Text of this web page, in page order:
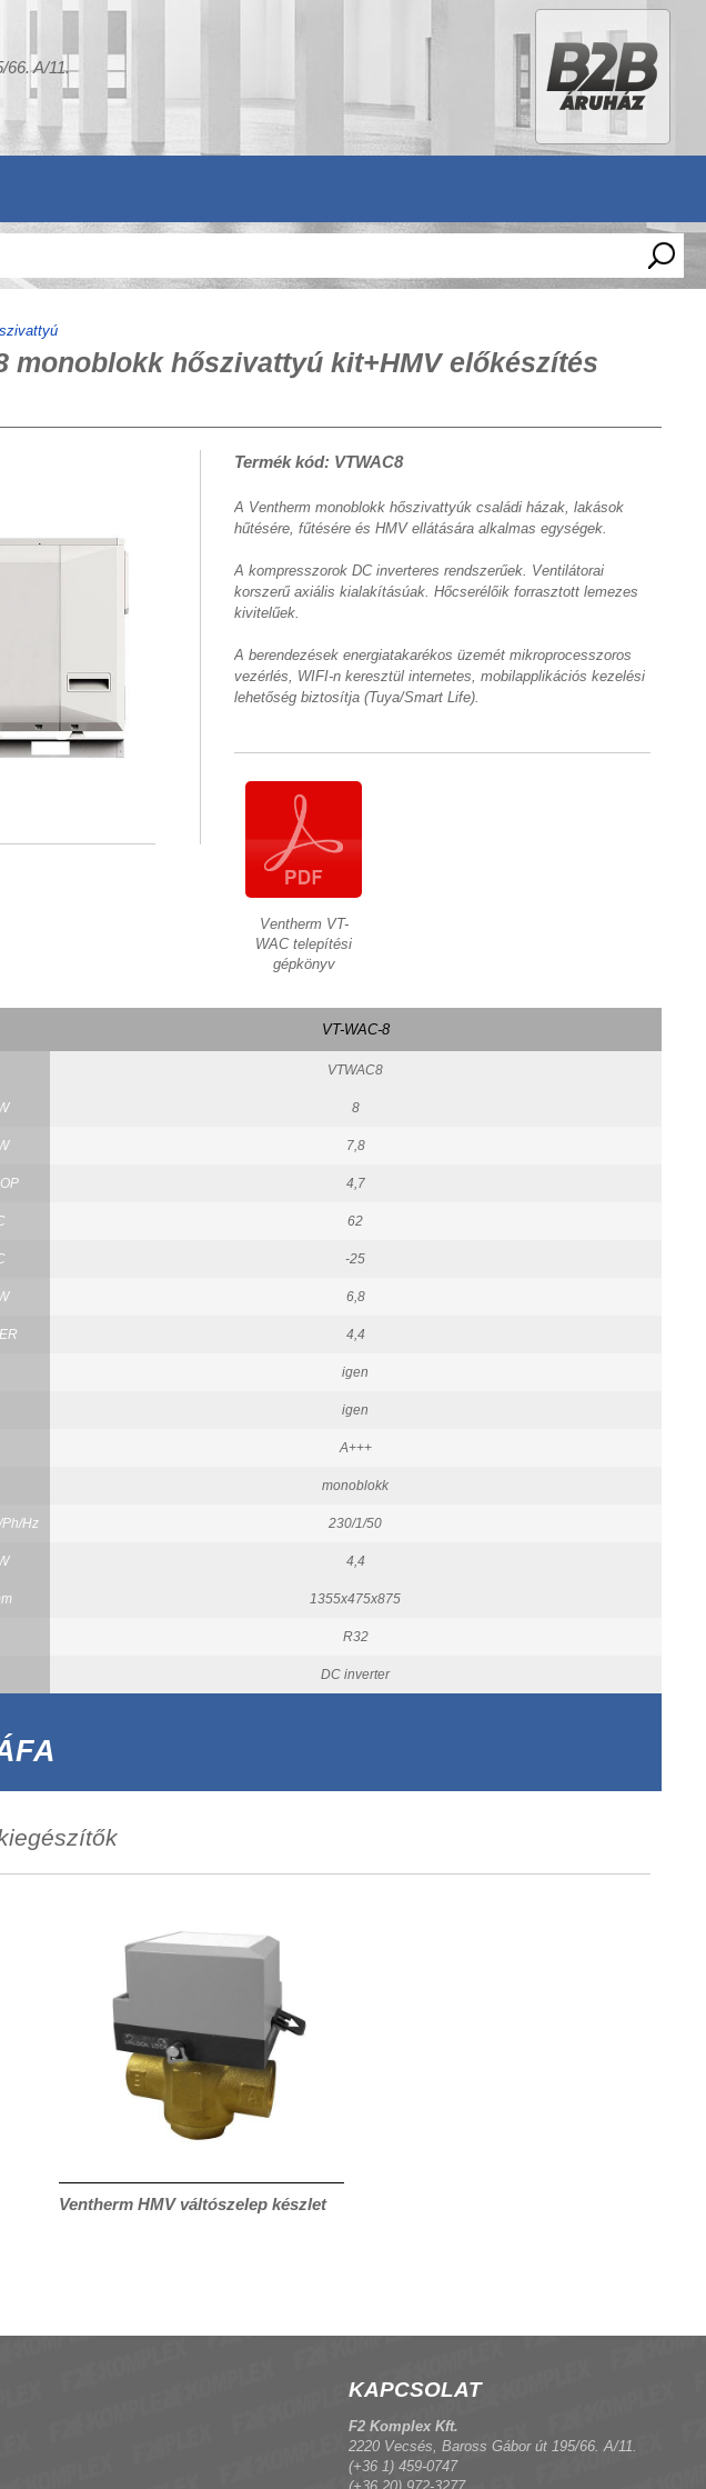
66. A/11.
monoblokk hőszivattyú kit+HMV előkészítés
Termék kód: VTWAC8
A Ventherm monoblokk hőszivattyúk családi házak, lakások
hűtésére, fűtésére és HMV ellátására alkalmas egységek.
A kompresszorok DC inverteres rendszerűek. Ventilátorai
korszerű axiális kialakításúak. Hőcserélőik forrasztott lemezes
kivitelűek.
A berendezések energiatakarékos üzemét mikroprocesszoros
vezérlés, WIFI-n keresztül internetes, mobilapplikációs kezelési
lehetőség biztosítja (Tuya/Smart Life).
Ventherm VT-
WAC telepítési
gépkönyv
VT-WAC-8
VTWAC8
8
7,8
4,7
62
-25
6,8
4,4
igen
igen
A+++
monoblokk
Ph/Hz 230/1/50
4,4
1355x475x875
R32
DC inverter
Ventherm HMV váltószelep készlet
KAPCSOLAT
F2 Komplex Kft.
2220 Vecsés, Baross Gábor út 195/66. A/11.
(+36 1) 459-0747